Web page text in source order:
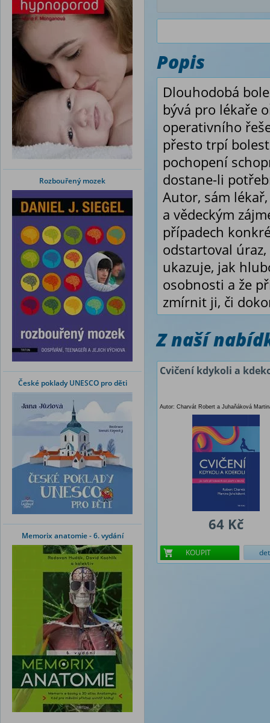
Rozbouřený mozek
České poklady UNESCO pro děti
Memorix anatomie - 6. vydání
Popis
Dlouhodobá
bývá pro lékaře
operativního
přesto trpí
pochopení
dostane-li
Autor, sám
a vědeckým
případech
odstartoval
ukazuje, jak
osobnosti a že
zmírnit ji, či
Z naší
Cvičení kdykoli a
Autor: Charvát Robert a Juhaňáková
64 Kč
KOUPIT